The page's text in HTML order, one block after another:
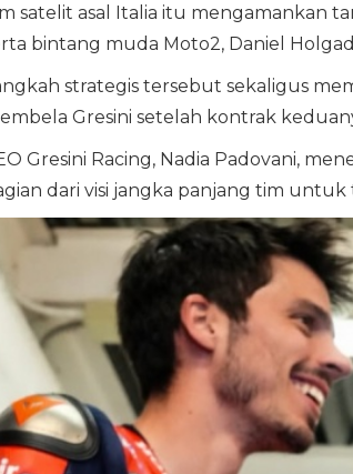
satelit asal Italia itu mengamankan
bintang muda Moto2, Daniel
strategis tersebut sekaligus
Gresini setelah kontrak
Gresini Racing, Nadia Padovani,
dari visi jangka panjang tim